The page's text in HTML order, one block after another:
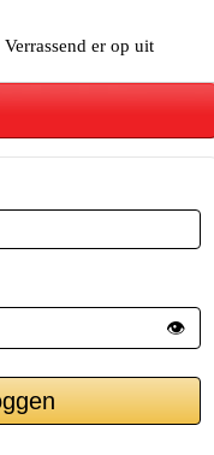
👁️